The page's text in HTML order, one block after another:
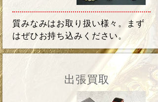
質みなみはお取り扱い様々。まず
はぜひお持ち込みください。
出張買取